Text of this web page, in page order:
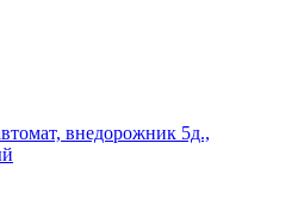
внедорожник 5д.,